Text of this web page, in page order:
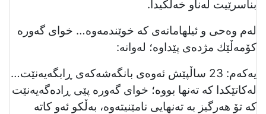
بناسرێیت لەناو خەڵكیدا.
لەم وەحی و ئیلهامانەی كە خوێندمەوە… خوای گەورە
كۆمەڵێك مژدەی پێداوە؛ لەوانە:
یەكەم: 23 ساڵپێش ئەوەی بانگەشەكەی ڕابگەیەنێت…
لەكاتێكدا كە تەنھا بووە؛ خوای گەورە پێی ڕادەگەیەنێت
كە تۆ هەرگیز بە تەنهایی نامێنیتەوە، بەڵكو ئەو كاتە